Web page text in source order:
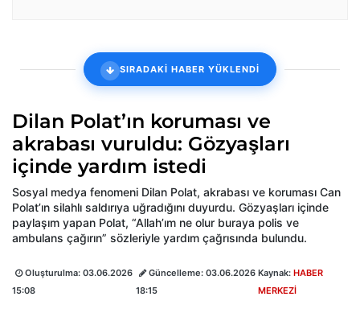
SIRADAKİ HABER YÜKLENDİ
Dilan Polat’ın koruması ve
akrabası vuruldu: Gözyaşları
içinde yardım istedi
Sosyal medya fenomeni Dilan Polat, akrabası ve koruması Can
Polat’ın silahlı saldırıya uğradığını duyurdu. Gözyaşları içinde
paylaşım yapan Polat, “Allah’ım ne olur buraya polis ve
ambulans çağırın” sözleriyle yardım çağrısında bulundu.
Oluşturulma: 03.06.2026
15:08
Güncelleme:03.06.2026
18:15
Kaynak:HABER
MERKEZİ